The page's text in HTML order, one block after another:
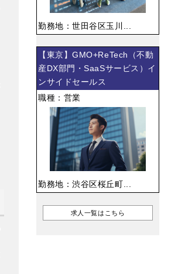
勤務地：世田谷区玉川...
【東京】GMO+ReTech（不動
産DX部門・SaaSサービス）イ
ンサイドセールス
職種：営業
勤務地：渋谷区桜丘町...
求人一覧はこちら